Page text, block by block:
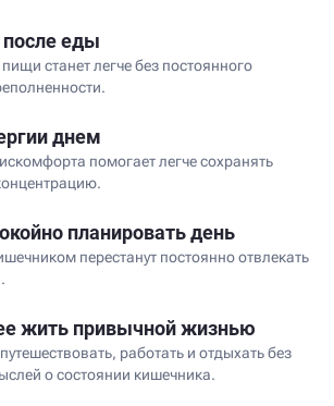
еды
станет легче без постоянного
днем
помогает легче сохранять
планировать день
перестанут постоянно отвлекать
жить привычной жизнью
работать и отдыхать без
о состоянии кишечника.